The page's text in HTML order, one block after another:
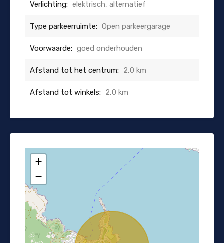
Verlichting: elektrisch, alternatief
Type parkeerruimte: Open parkeergarage
Voorwaarde: goed onderhouden
Afstand tot het centrum: 2,0 km
Afstand tot winkels: 2,0 km
+
−